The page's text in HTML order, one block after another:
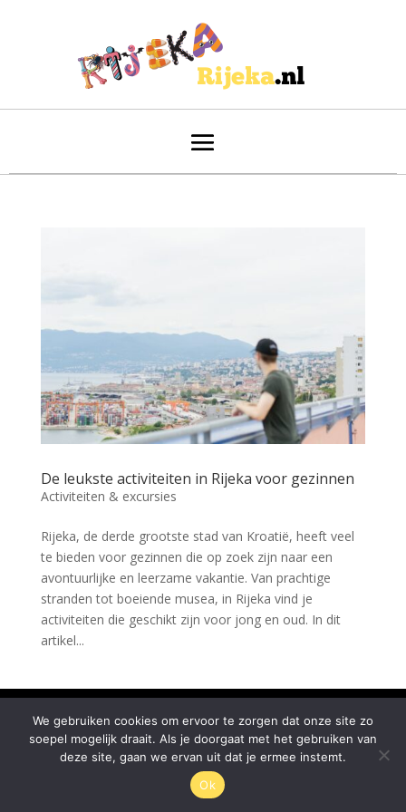
De leukste activiteiten in Rijeka voor gezinnen
Activiteiten & excursies
Rijeka, de derde grootste stad van Kroatië, heeft veel
te bieden voor gezinnen die op zoek zijn naar een
avontuurlijke en leerzame vakantie. Van prachtige
stranden tot boeiende musea, in Rijeka vind je
activiteiten die geschikt zijn voor jong en oud. In dit
artikel...
© Rijeka.nl 2026
We gebruiken cookies om ervoor te zorgen dat onze site zo
soepel mogelijk draait. Als je doorgaat met het gebruiken van
deze site, gaan we ervan uit dat je ermee instemt.
Ok